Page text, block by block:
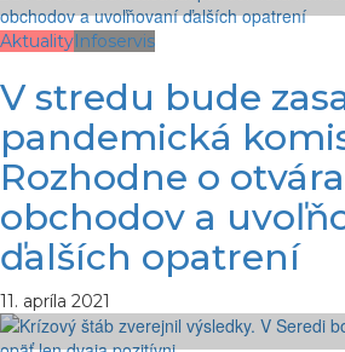
Aktuality Infoservis
V stredu bude
pandemická
Rozhodne o
obchodov a
ďalších opatrení
11. apríla 2021